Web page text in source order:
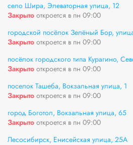
село Шира, Элеваторная улица, 12
Закрыто откроется в пн 09:00
городской посёлок Зелёный Бор,
Закрыто откроется в пн 09:00
посёлок городского типа Курагино,
Закрыто откроется в пн 09:00
поселок Ташеба, Вокзальная улица, 1
Закрыто откроется в пн 09:00
город Боготол, Вокзальная улица, 65
Закрыто откроется в пн 09:00
Лесосибирск, Енисейская улица, 25А